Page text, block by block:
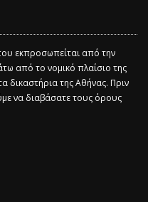
εκπροσωπείται από την
από το νομικό πλαίσιο της
δικαστήρια της Αθήνας. Πριν
να διαβάσατε τους όρους